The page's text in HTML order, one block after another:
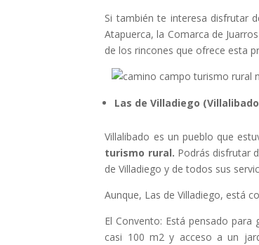
Si también te interesa disfrutar
Atapuerca, la Comarca de
de los rincones que ofrece esta
Las de Villadiego
Villalibado es un pueblo que
turismo rural. Podrás disfrutar
de Villadiego y de todos sus
Aunque, Las de Villadiego, está
El Convento: Está pensado
casi 100 m2 y acceso a un